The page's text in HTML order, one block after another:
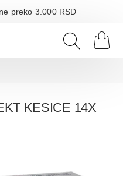
preko 3.000 RSD
KESICE 14X